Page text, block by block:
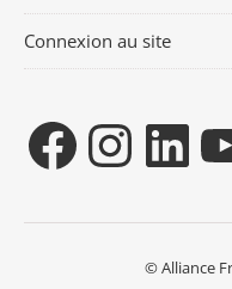
Connexion au site
© Alliance